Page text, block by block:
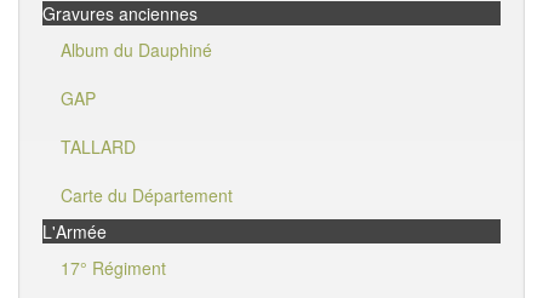
Gravures anciennes
Album du Dauphiné
GAP
TALLARD
Carte du Département
L'Armée
17° Régiment